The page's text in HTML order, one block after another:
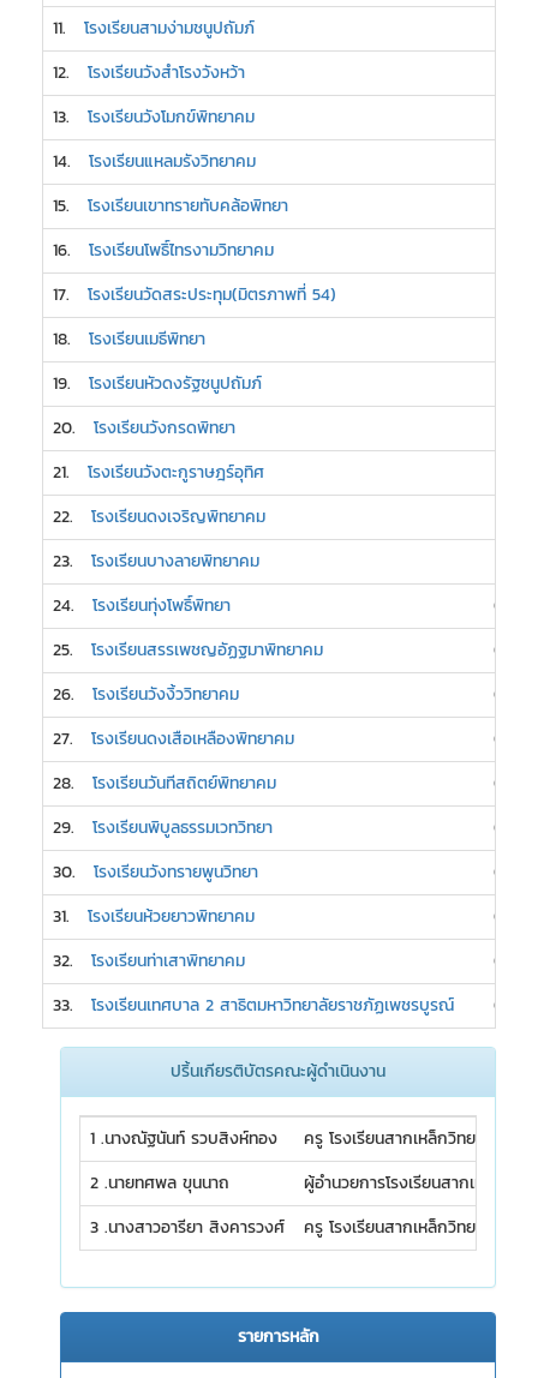
11. โรงเรียนสามง่ามชนูปถัมภ์
12. โรงเรียนวังสำโรงวังหว้า
13. โรงเรียนวังโมกข์พิทยาคม
14. โรงเรียนแหลมรังวิทยาคม
15. โรงเรียนเขาทรายทับคล้อพิทยา
16. โรงเรียนโพธิ์ไทรงามวิทยาคม
17. โรงเรียนวัดสระประทุม(มิตรภาพที่ 54)
18. โรงเรียนเมธีพิทยา
19. โรงเรียนหัวดงรัฐชนูปถัมภ์
20. โรงเรียนวังกรดพิทยา
21. โรงเรียนวังตะกูราษฎร์อุทิศ
22. โรงเรียนดงเจริญพิทยาคม
23. โรงเรียนบางลายพิทยาคม
24. โรงเรียนทุ่งโพธิ์พิทยา
0
25. โรงเรียนสรรเพชญอัฏฐมาพิทยาคม
0
26. โรงเรียนวังงิ้ววิทยาคม
0
27. โรงเรียนดงเสือเหลืองพิทยาคม
0
28. โรงเรียนวันทีสถิตย์พิทยาคม
0
29. โรงเรียนพิบูลธรรมเวทวิทยา
0
30. โรงเรียนวังทรายพูนวิทยา
0
31. โรงเรียนห้วยยาวพิทยาคม
0
32. โรงเรียนท่าเสาพิทยาคม
0
33. โรงเรียนเทศบาล 2 สาธิตมหาวิทยาลัยราชภัฏเพชรบูรณ์ 0
ปริ้นเกียรติบัตรคณะผู้ดำเนินงาน
1 .นางณัฐนันท์ รวบสิงห์ทอง
ครู โรงเรียนสากเหล็กวิทยา
2 .นายทศพล ขุนนาถ
ผู้อำนวยการโรงเรียนสากเหล็กวิทยา
3 .นางสาวอารียา สิงคารวงศ์
ครู โรงเรียนสากเหล็กวิทยา
รายการหลัก